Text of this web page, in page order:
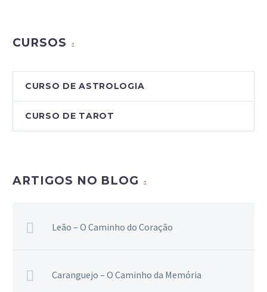
CURSOS
CURSO DE ASTROLOGIA
CURSO DE TAROT
ARTIGOS NO BLOG
Leão – O Caminho do Coração
Caranguejo – O Caminho da Memória